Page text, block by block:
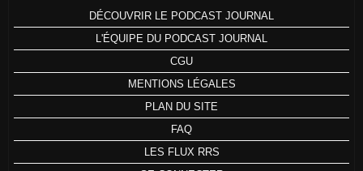
DÉCOUVRIR LE PODCAST JOURNAL
L'ÉQUIPE DU PODCAST JOURNAL
CGU
MENTIONS LÉGALES
PLAN DU SITE
FAQ
LES FLUX RRS